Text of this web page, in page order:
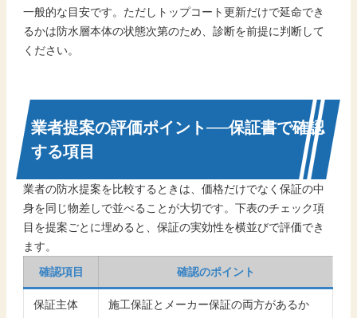
一般的な目安です。ただしトップコート更新だけで延命でき
るかは防水層本体の状態次第のため、診断を前提に判断して
ください。
業者提案の評価ポイント──保証書で確認
する項目
業者の防水提案を比較するときは、価格だけでなく保証の中
身を同じ物差しで並べることが大切です。下表のチェック項
目を提案ごとに埋めると、保証の実効性を横並びで評価でき
ます。
確認項目
確認のポイント
保証主体 施工保証とメーカー保証の両方があるか